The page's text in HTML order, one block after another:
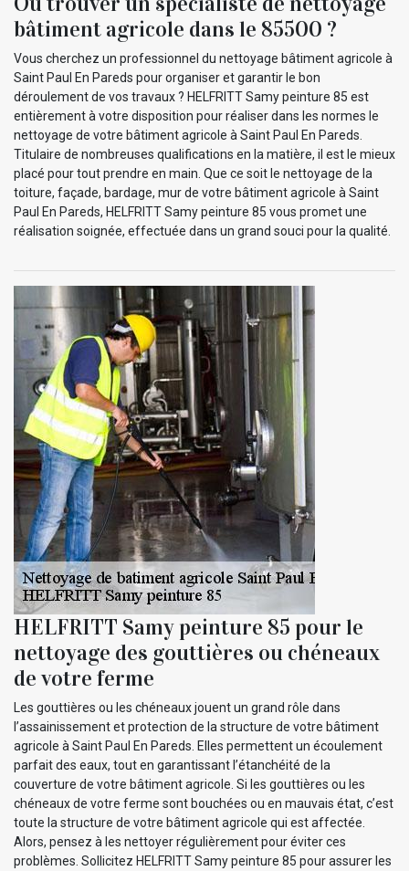
bâtiment agricole dans le 85500 ?
Vous cherchez un professionnel du nettoyage bâtiment agricole à
Saint Paul En Pareds pour organiser et garantir le bon
déroulement de vos travaux ? HELFRITT Samy peinture 85 est
entièrement à votre disposition pour réaliser dans les normes le
nettoyage de votre bâtiment agricole à Saint Paul En Pareds.
Titulaire de nombreuses qualifications en la matière, il est le mieux
placé pour tout prendre en main. Que ce soit le nettoyage de la
toiture, façade, bardage, mur de votre bâtiment agricole à Saint
Paul En Pareds, HELFRITT Samy peinture 85 vous promet une
réalisation soignée, effectuée dans un grand souci pour la qualité.
HELFRITT Samy peinture 85 pour le
nettoyage des gouttières ou chéneaux
de votre ferme
Les gouttières ou les chéneaux jouent un grand rôle dans
l’assainissement et protection de la structure de votre bâtiment
agricole à Saint Paul En Pareds. Elles permettent un écoulement
parfait des eaux, tout en garantissant l’étanchéité de la
couverture de votre bâtiment agricole. Si les gouttières ou les
chéneaux de votre ferme sont bouchées ou en mauvais état, c’est
toute la structure de votre bâtiment agricole qui est affectée.
Alors, pensez à les nettoyer régulièrement pour éviter ces
problèmes. Sollicitez HELFRITT Samy peinture 85 pour assurer les